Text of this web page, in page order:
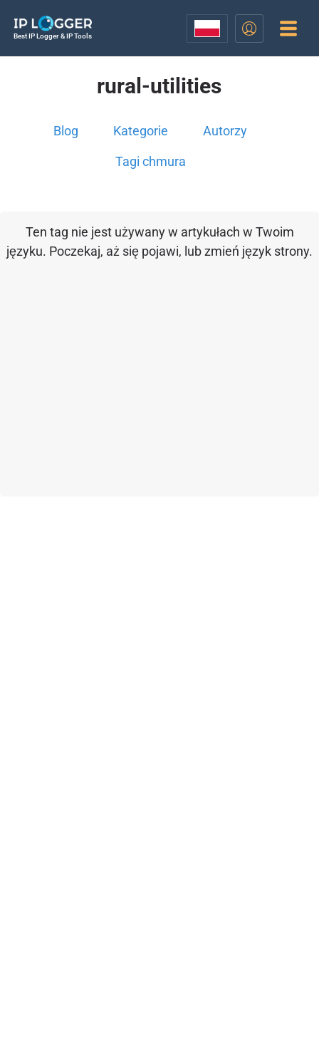
Best IP Logger & IP Tools
rural-utilities
Blog Kategorie Autorzy
Tagi chmura